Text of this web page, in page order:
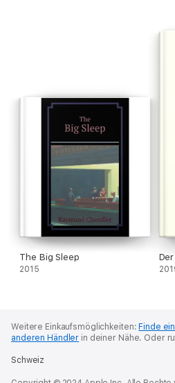
The Big Sleep
2015
Weitere Einkaufsmöglichkeiten: Finde
anderen Händler in deiner Nähe. Oder
Schweiz